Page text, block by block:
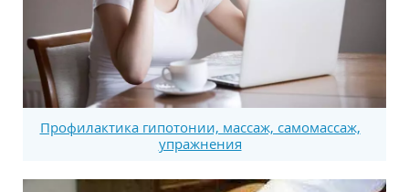
Профилактика гипотонии, массаж, самомассаж,
упражнения